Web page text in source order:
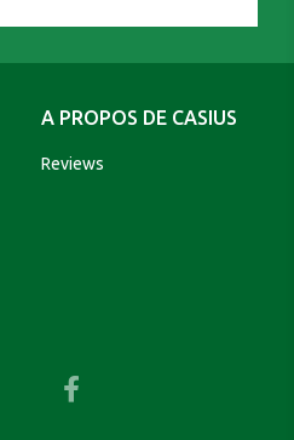
A PROPOS DE CASIUS
Reviews